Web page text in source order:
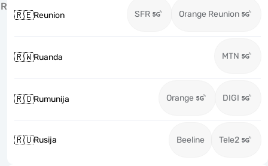
R
🇷🇪Reunion SFR Orange Reunion
🇷🇼Ruanda MTN
🇷🇴Rumunija Orange DIGI
🇷🇺Rusija Beeline Tele2